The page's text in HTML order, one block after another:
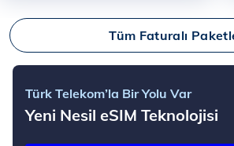
Tüm Faturalı
Türk Telekom’la Bir Yolu Var
Yeni Nesil eSIM Teknolojisi